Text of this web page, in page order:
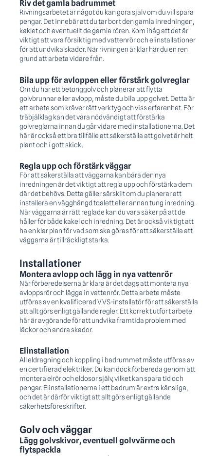
Riv det gamla badrummet
Rivningsarbetet är något du kan göra själv om du vill spara
pengar. Det innebär att du tar bort den gamla inredningen,
kaklet och eventuellt de gamla rören. Kom ihåg att det är
viktigt att vara försiktig med vattenrör och elinstallationer
för att undvika skador. När rivningen är klar har du en ren
grund att arbeta vidare från.
Bila upp för avloppen eller förstärk golvreglar
Om du har ett betonggolv och planerar att flytta
golvbrunnar eller avlopp, måste du bila upp golvet. Detta är
ett arbete som kräver rätt verktyg och viss erfarenhet. För
träbjälklag kan det vara nödvändigt att förstärka
golvreglarna innan du går vidare med installationerna. Det
här är också ett bra tillfälle att säkerställa att golvet är helt
plant och i gott skick.
Regla upp och förstärk väggar
För att säkerställa att väggarna kan bära den nya
inredningen är det viktigt att regla upp och förstärka dem
där det behövs. Detta gäller särskilt om du planerar att
installera en vägghängd toalett eller annan tung inredning.
När väggarna är rätt reglade kan du vara säker på att de
håller för både kakel och inredning. Det är också viktigt att
ha en klar plan för vad som ska göras för att säkerställa att
väggarna är tillräckligt starka.
Installationer
Montera avlopp och lägg in nya vattenrör
När förberedelserna är klara är det dags att montera nya
avloppsrör och lägga in vattenrör. Detta arbete måste
utföras av en kvalificerad VVS-installatör för att säkerställa
att allt görs enligt gällande regler. Ett korrekt utfört arbete
här är avgörande för att undvika framtida problem med
läckor och andra skador.
Elinstallation
All eldragning och koppling i badrummet måste utföras av
en certifierad elektriker. Du kan dock förbereda genom att
montera elrör och eldosor själv, vilket kan spara tid och
pengar. Elinstallationerna i ett badrum är extra känsliga,
och det är därför viktigt att allt görs enligt gällande
säkerhetsföreskrifter.
Golv och väggar
Lägg golvskivor, eventuell golvvärme och
flytspackla